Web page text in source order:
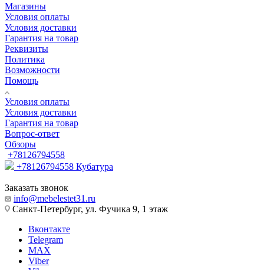
Магазины
Условия оплаты
Условия доставки
Гарантия на товар
Реквизиты
Политика
Возможности
Помощь
Условия оплаты
Условия доставки
Гарантия на товар
Вопрос-ответ
Обзоры
+78126794558
+78126794558 Кубатура
Заказать звонок
info@mebelestet31.ru
Санкт-Петербург, ул. Фучика 9, 1 этаж
Вконтакте
Telegram
MAX
Viber